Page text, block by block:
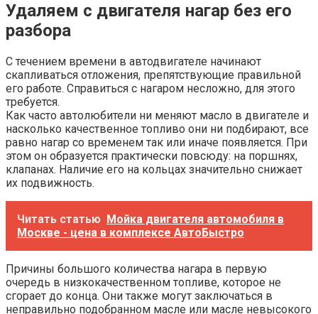
Удаляем с двигателя нагар без его
разбора
С течением времени в автодвигателе начинают
скапливаться отложения, препятствующие правильной
его работе. Справиться с нагаром несложно, для этого
требуется.
Как часто автолюбители ни меняют масло в двигателе и
насколько качественное топливо они ни подбирают, все
равно нагар со временем так или иначе появляется. При
этом он образуется практически повсюду: на поршнях,
клапанах. Наличие его на кольцах значительно снижает
их подвижность.
Читать статью Мойка двигателя автомобиля в
Москве - цена в комплексе АвтоБыстро
Причины большого количества нагара в первую
очередь в низкокачественном топливе, которое не
сгорает до конца. Они также могут заключаться в
неправильно подобранном масле или масле невысокого